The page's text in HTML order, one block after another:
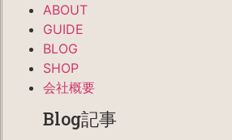
ABOUT
GUIDE
BLOG
SHOP
会社概要
Blog記事